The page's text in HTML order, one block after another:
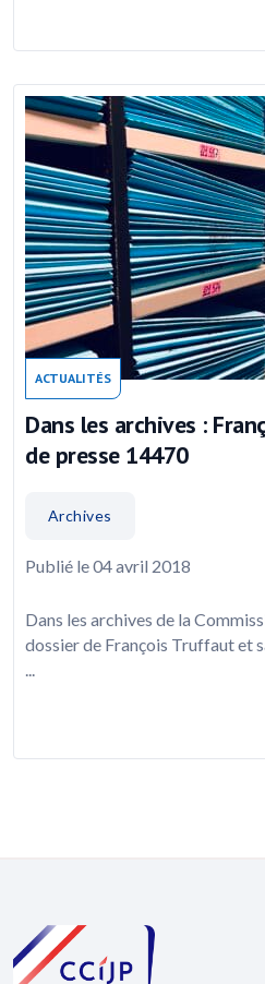
ACTUALITÉS
Dans les archives :
de presse 14470
Archives
Publié le 04 avril 2018
Dans les archives de la
dossier de François Truffaut et